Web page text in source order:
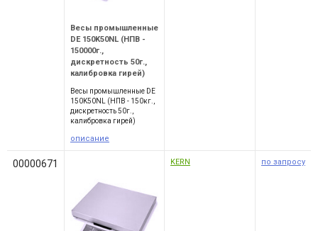
Весы промышленные
DE 150K50NL (НПВ -
150000г.,
дискретность 50г.,
калибровка гирей)
Весы промышленные DE
150K50NL (НПВ - 150кг.,
дискретность 50г.,
калибровка гирей)
описание
00000671 KERN по запросу